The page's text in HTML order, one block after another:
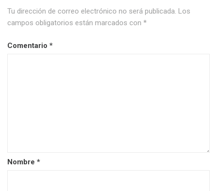
Tu dirección de correo electrónico no será publicada. Los
campos obligatorios están marcados con *
Comentario *
Nombre *